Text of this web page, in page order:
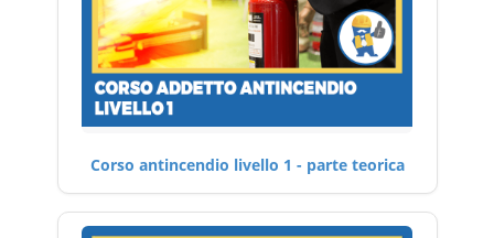
Corso antincendio livello 1 - parte teorica